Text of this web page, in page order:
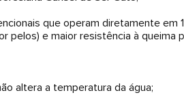
que operam diretamente em
pelos) e maior resistência à queima
altera a temperatura da água;